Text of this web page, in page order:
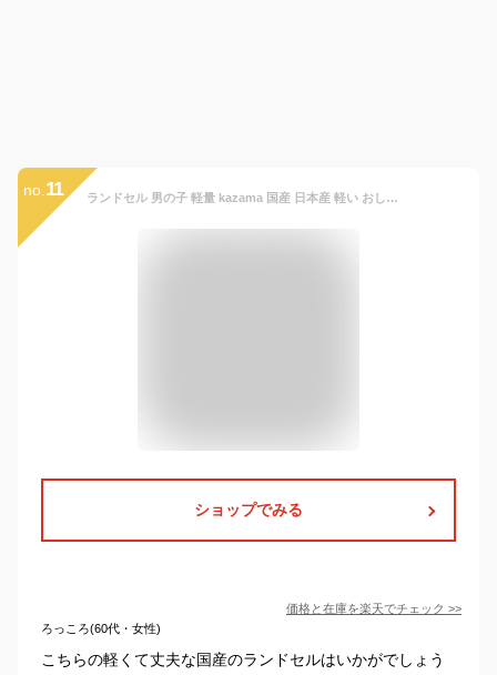
no. 11 ランドセル 男の子 軽量 kazama 国産 日本産 軽い おしゃれ アンティーク調 自動ロック A4フラットファイル対応 6年保証 おまけ付き ランドセルカバー レインカバー 連絡ぶくろ カザマランドセル 2023 ラン活
ショップでみる
価格と在庫を楽天でチェック >>
ろっころ(60代・女性)
こちらの軽くて丈夫な国産のランドセルはいかがでしょう